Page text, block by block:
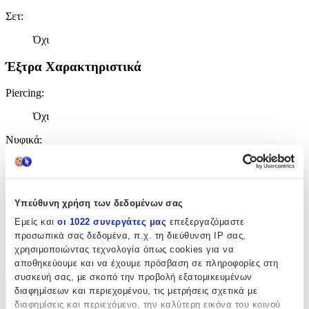
Υπεύθυνη χρήση των δεδομένων σας
Εμείς και οι 1022 συνεργάτες μας επεξεργαζόμαστε
προσωπικά σας δεδομένα, π.χ. τη διεύθυνση IP σας,
χρησιμοποιώντας τεχνολογία όπως cookies για να
αποθηκεύουμε και να έχουμε πρόσβαση σε πληροφορίες στη
συσκευή σας, με σκοπό την προβολή εξατομικευμένων
διαφημίσεων και περιεχομένου, τις μετρήσεις σχετικά με
διαφημίσεις και περιεχόμενο, την καλύτερη εικόνα του κοινού
Σετ:
Όχι
Έξτρα Χαρακτηριστικά
Piercing:
Όχι
Νυφικά:
Όχι
Είδος Πέτρας :
Πέρλες
Χαρακτηριστικά